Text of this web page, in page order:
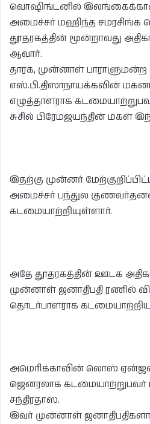
வொஷிங்டனில்
அமைச்சர் மஹிந்த சமரசிங்க
தூதரகத்தின் மூன்றாவது
ஆவார்.
தாரக, முன்னாள் பாராளுமன்ற
எஸ்.பி.திஸாநாயக்கவின்
எழுத்தாளராக
சுசில் பிரேமஜயந்தின் மகள்
இதற்கு முன்னர்
அமைச்சர் பந்துல
கடமையாற்றியுள்ளார்.
அதே தூதரகத்தின் ஊடக
முன்னாள் ஜனாதிபதி ரணில்
தொடர்பாளராக
அமெரிக்காவின் லொஸ்
ஜெனரலாக கடமையாற்றுபவர்
சந்திரதாஸ.
இவர் முன்னாள்